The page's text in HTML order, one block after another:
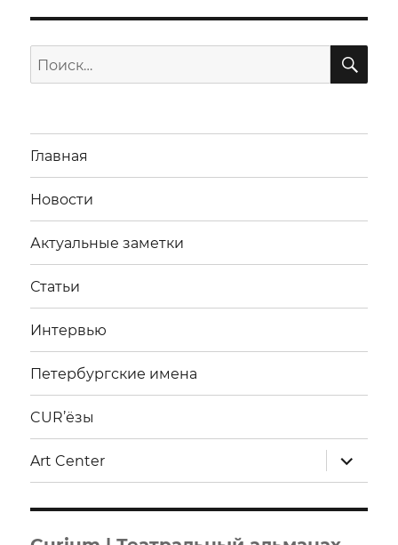
Искать:
Главная
Новости
Актуальные заметки
Статьи
Интервью
Петербургские имена
CUR’ёзы
Art Center
меню